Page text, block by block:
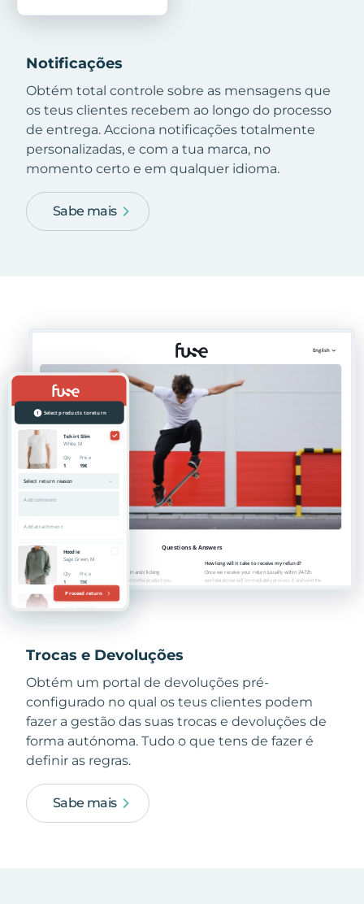
Notificações
Obtém total controle sobre as mensagens que
os teus clientes recebem ao longo do processo
de entrega. Acciona notificações totalmente
personalizadas, e com a tua marca, no
momento certo e em qualquer idioma.
Sabe mais
Trocas e Devoluções
Obtém um portal de devoluções pré-
configurado no qual os teus clientes podem
fazer a gestão das suas trocas e devoluções de
forma autónoma. Tudo o que tens de fazer é
definir as regras.
Sabe mais